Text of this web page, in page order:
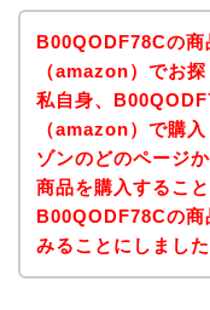
B00QODF78Cの商
（amazon）でお
私自身、
（amazon）で購
ゾンのどのページ
商品を購入するこ
B00QODF78Cの商
みることにしました